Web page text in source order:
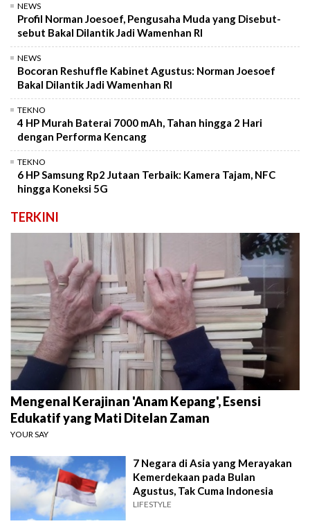
NEWS
Profil Norman Joesoef, Pengusaha Muda yang Disebut-
sebut Bakal Dilantik Jadi Wamenhan RI
NEWS
Bocoran Reshuffle Kabinet Agustus: Norman Joesoef
Bakal Dilantik Jadi Wamenhan RI
TEKNO
4 HP Murah Baterai 7000 mAh, Tahan hingga 2 Hari
dengan Performa Kencang
TEKNO
6 HP Samsung Rp2 Jutaan Terbaik: Kamera Tajam, NFC
hingga Koneksi 5G
TERKINI
Mengenal Kerajinan 'Anam Kepang', Esensi
Edukatif yang Mati Ditelan Zaman
YOUR SAY
7 Negara di Asia yang Merayakan
Kemerdekaan pada Bulan
Agustus, Tak Cuma Indonesia
LIFESTYLE